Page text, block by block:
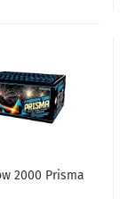
2000 Prisma